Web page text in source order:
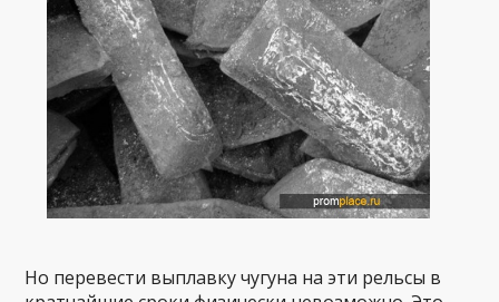
Но перевести выплавку чугуна на эти рельсы в